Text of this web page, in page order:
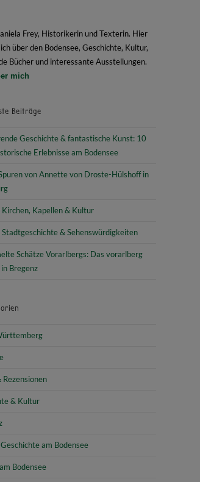
Frey, Historikerin und Texterin. Hier
über den Bodensee, Geschichte, Kultur,
Bücher und interessante Ausstellungen.
mich
Beiträge
Geschichte & fantastische Kunst: 10
Erlebnisse am Bodensee
von Annette von Droste-Hülshoff in
Kirchen, Kapellen & Kultur
Stadtgeschichte & Sehenswürdigkeiten
Schätze Vorarlbergs: Das vorarlberg
Bregenz
Rezensionen
& Kultur
am Bodensee
Bodensee